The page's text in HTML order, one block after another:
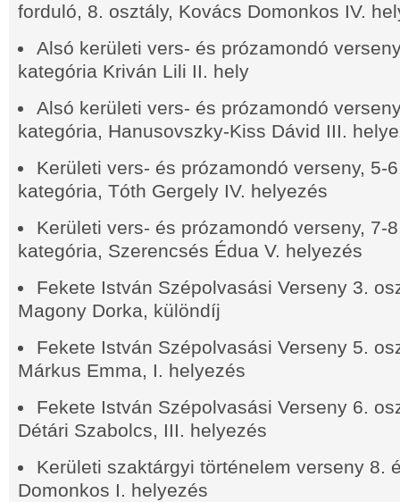
forduló, 8. osztály, Kovács Domonkos IV.
Alsó kerületi vers- és prózamondó
kategória Kriván Lili II. hely
Alsó kerületi vers- és prózamondó
kategória, Hanusovszky-Kiss Dávid III.
Kerületi vers- és prózamondó verseny, 5-
kategória, Tóth Gergely IV. helyezés
Kerületi vers- és prózamondó verseny, 7-
kategória, Szerencsés Édua V. helyezés
Fekete István Szépolvasási Verseny 3.
Magony Dorka, különdíj
Fekete István Szépolvasási Verseny 5.
Márkus Emma, I. helyezés
Fekete István Szépolvasási Verseny 6.
Détári Szabolcs, III. helyezés
Kerületi szaktárgyi történelem verseny 8.
Domonkos I. helyezés